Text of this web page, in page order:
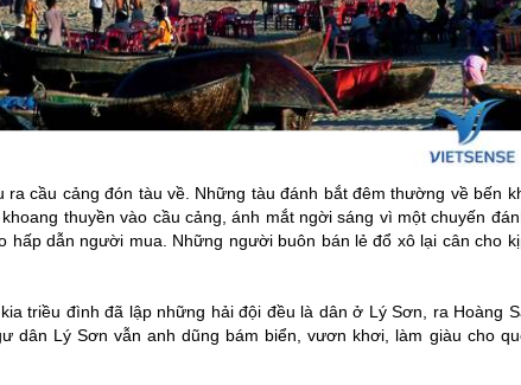
cầu cảng đón tàu về. Những tàu đánh bắt đêm thường về bến
thuyền vào cầu cảng, ánh mắt ngời sáng vì một chuyến
dẫn người mua. Những người buôn bán lẻ đổ xô lại cân cho
triều đình đã lập những hải đội đều là dân ở Lý Sơn, ra Hoàng
dân Lý Sơn vẫn anh dũng bám biển, vươn khơi, làm giàu cho